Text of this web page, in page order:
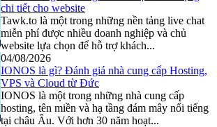
chi tiết cho website
Tawk.to là một trong những nền tảng live chat
miễn phí được nhiều doanh nghiệp và chủ
website lựa chọn để hỗ trợ khách...
04/08/2026
IONOS là gì? Đánh giá nhà cung cấp Hosting,
VPS và Cloud từ Đức
IONOS là một trong những nhà cung cấp
hosting, tên miền và hạ tầng đám mây nổi tiếng
tại châu Âu. Với hơn 30 năm hoạt...